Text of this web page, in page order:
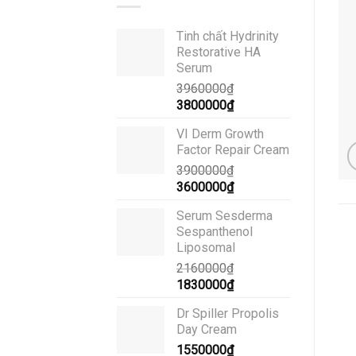
Tinh chất Hydrinity
Restorative HA
Serum
3960000₫
Giá
là:
3960000₫.
3800000₫Giá
tại
là:
3800000₫.
VI Derm Growth
Factor Repair Cream
3900000₫
Giá
là:
3900000₫.
3600000₫Giá
tại
là:
3600000₫.
Serum Sesderma
Sespanthenol
Liposomal
2160000₫
Giá
là:
2160000₫.
1830000₫Giá
tại
là:
1830000₫.
Dr Spiller Propolis
Day Cream
1550000₫